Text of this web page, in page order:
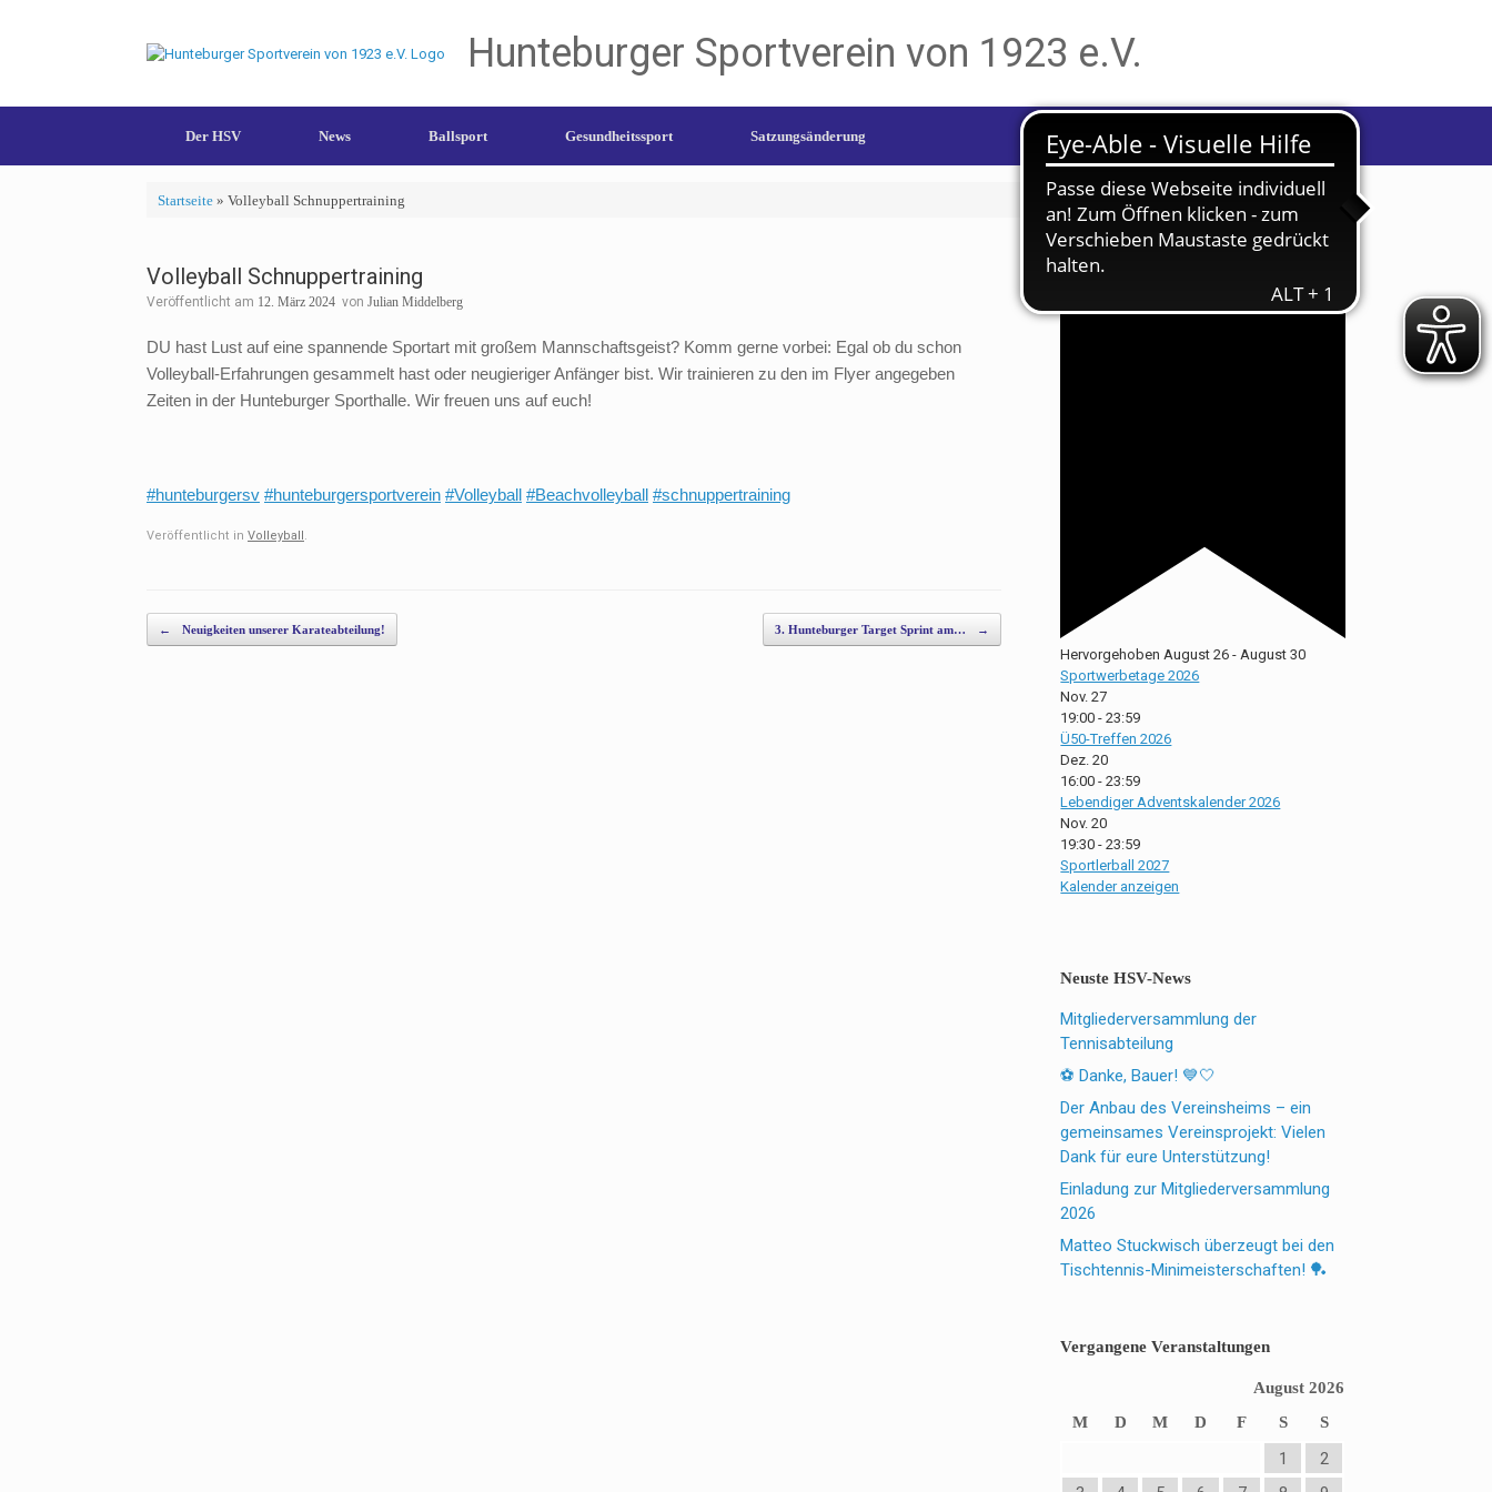
Hunteburger Sportverein von 1923 e.V.
Der HSV News Ballsport Gesundheitssport Satzungsänderung
Startseite» Volleyball Schnuppertraining
Volleyball Schnuppertraining
Veröffentlicht am 12. März 2024 von Julian Middelberg
DU hast Lust auf eine spannende Sportart mit großem Mannschaftsgeist? Komm gerne vorbei: Egal ob du schon
Volleyball-Erfahrungen gesammelt hast oder neugieriger Anfänger bist. Wir trainieren zu den im Flyer angegeben
Zeiten in der Hunteburger Sporthalle. Wir freuen uns auf euch!
#hunteburgersv #hunteburgersportverein #Volleyball #Beachvolleyball #schnuppertraining
Veröffentlicht in Volleyball
Beitragsnavigation
← Neuigkeiten unserer Karateabteilung! 3. Hunteburger Target Sprint am… →
Bevorstehende Veranstaltungen
Aug. 26
Hervorgehoben August 26 - August 30
Sportwerbetage 2026
Nov.27
19:00 -23:59
Ü50-Treffen 2026
Dez.20
16:00 -23:59
Lebendiger Adventskalender 2026
Nov.20
19:30 -23:59
Sportlerball 2027
Kalender anzeigen
Neuste HSV-News
Mitgliederversammlung der
Tennisabteilung
⚽ Danke, Bauer! 💙🤍
Der Anbau des Vereinsheims – ein
gemeinsames Vereinsprojekt: Vielen
Dank für eure Unterstützung!
Einladung zur Mitgliederversammlung
2026
Matteo Stuckwisch überzeugt bei den
Tischtennis-Minimeisterschaften! 🏓
Vergangene Veranstaltungen
August 2026
M
D M D F S S
1
2